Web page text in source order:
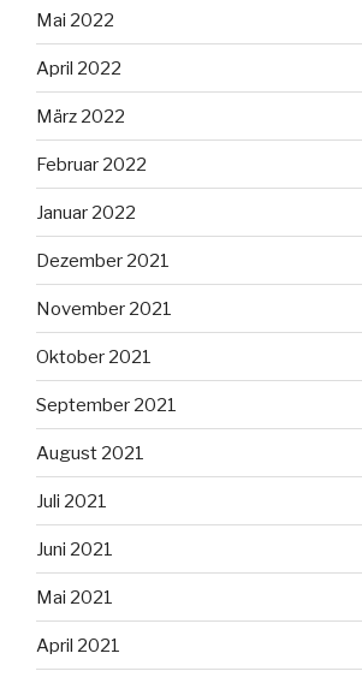
Mai 2022
April 2022
März 2022
Februar 2022
Januar 2022
Dezember 2021
November 2021
Oktober 2021
September 2021
August 2021
Juli 2021
Juni 2021
Mai 2021
April 2021